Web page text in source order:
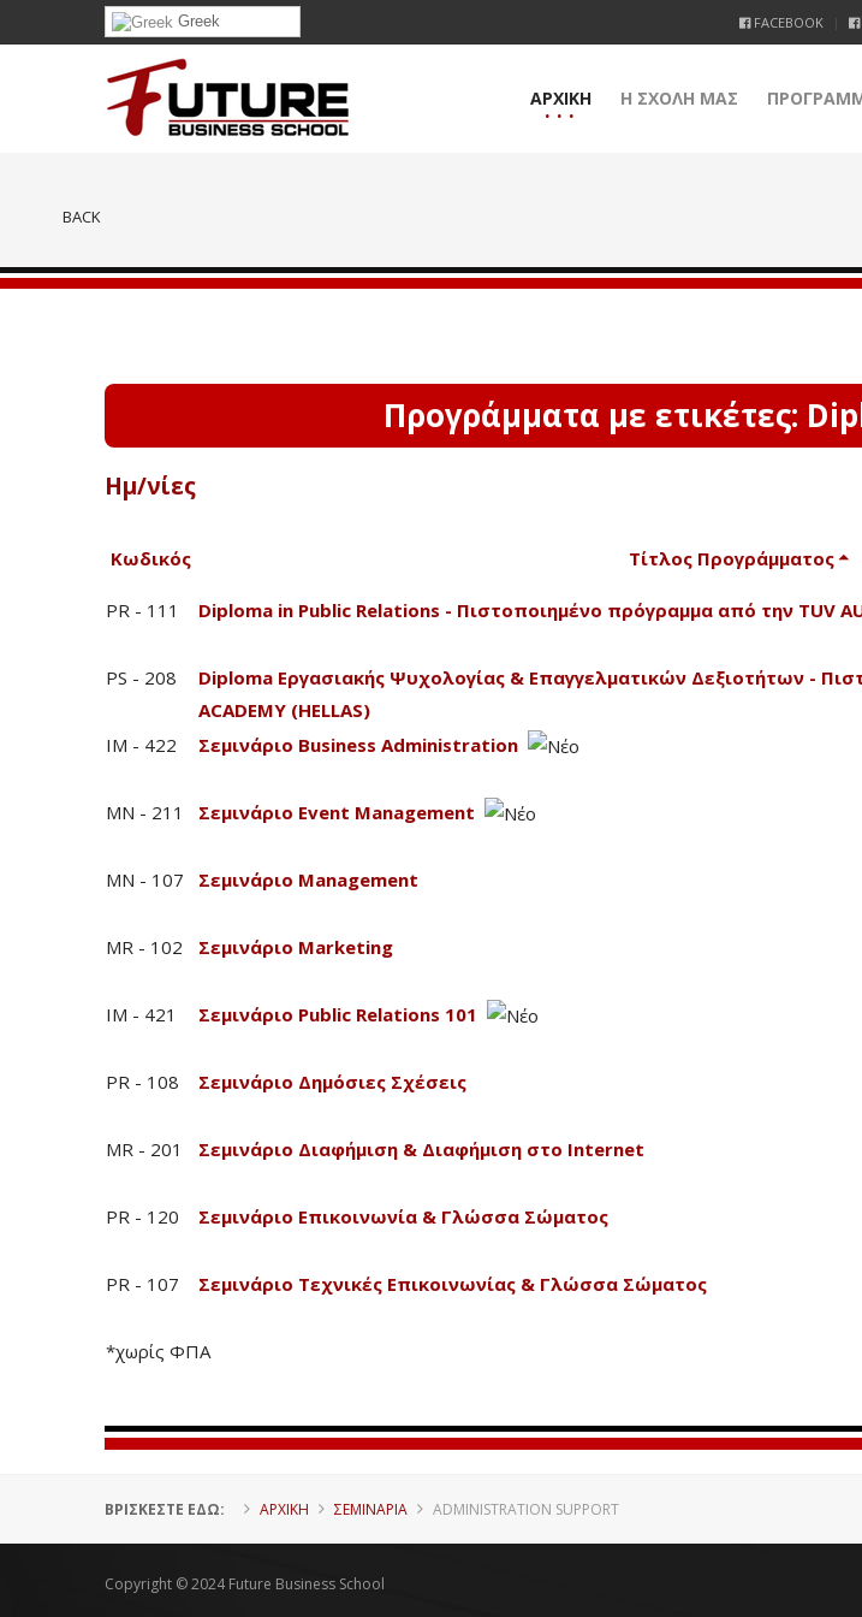
Greek FACEBOOK
ΑΡΧΙΚΗ Η ΣΧΟΛΗ ΜΑΣ
BACK
Προγράμματα με ετικέτες:
Ημ/νίες
Κωδικός Τίτλος Προγράμματος
PR - 111 Diploma in Public Relations - Πιστοποιημένο πρόγραμμα από την TUV
PS - 208
Diploma Εργασιακής Ψυχολογίας & Επαγγελματικών Δεξιοτήτων -
ACADEMY (HELLAS)
IM - 422
Σεμινάριο Business Administration
MN - 211
Σεμινάριο Event Management
MN - 107
Σεμινάριο Management
MR - 102
Σεμινάριο Marketing
IM - 421
Σεμινάριο Public Relations 101
PR - 108
Σεμινάριο Δημόσιες Σχέσεις
MR - 201
Σεμινάριο Διαφήμιση & Διαφήμιση στο Internet
PR - 120
Σεμινάριο Επικοινωνία & Γλώσσα Σώματος
PR - 107
Σεμινάριο Τεχνικές Επικοινωνίας & Γλώσσα Σώματος
*χωρίς ΦΠΑ
ΒΡΊΣΚΕΣΤΕ ΕΔΏ: ΑΡΧΙΚΗ ΣΕΜΙΝΑΡΙΑ ADMINISTRATION SUPPORT
Copyright © 2024 Future Business School